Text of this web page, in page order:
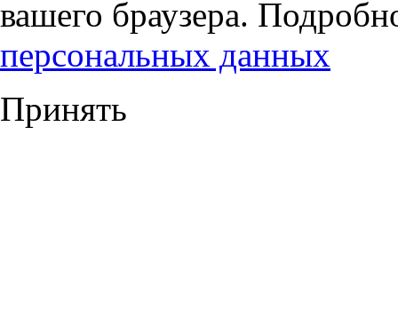
вашего браузера.
персональных данных
Принять